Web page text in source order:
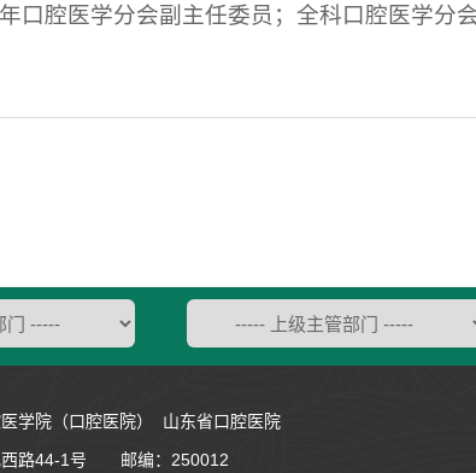
口腔医学分会副主任委员；全科口腔医学分
学院（口腔医院） 山东省口腔医院
路44-1号 邮编：250012